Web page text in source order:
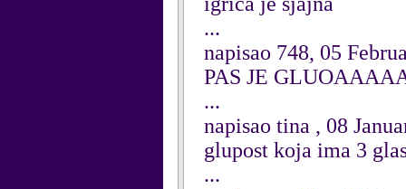
...
napisao 748, 05
PAS JE
...
napisao tina , 08
glupost koja ima 3
...